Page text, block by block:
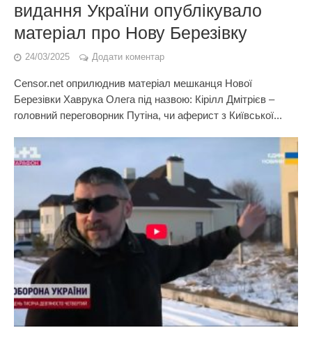
видання України опублікувало
матеріал про Нову Березівку
24/03/2025 Додати коментар
Censor.net оприлюднив матеріал мешканця Нової
Березівки Хаврука Олега під назвою: Кірілл Дмітрієв –
головний переговорник Путіна, чи аферист з Київської...